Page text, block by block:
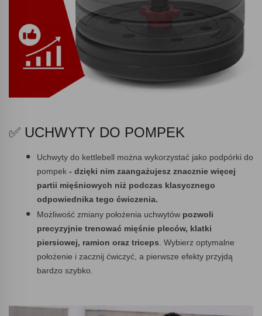
✅ UCHWYTY DO POMPEK
Uchwyty do kettlebell można wykorzystać jako podpórki do
pompek - dzięki nim zaangażujesz znacznie więcej
partii mięśniowych niż podczas klasycznego
odpowiednika tego ćwiczenia.
Możliwość zmiany położenia uchwytów pozwoli
precyzyjnie trenować mięśnie pleców, klatki
piersiowej, ramion oraz triceps. Wybierz optymalne
położenie i zacznij ćwiczyć, a pierwsze efekty przyjdą
bardzo szybko.